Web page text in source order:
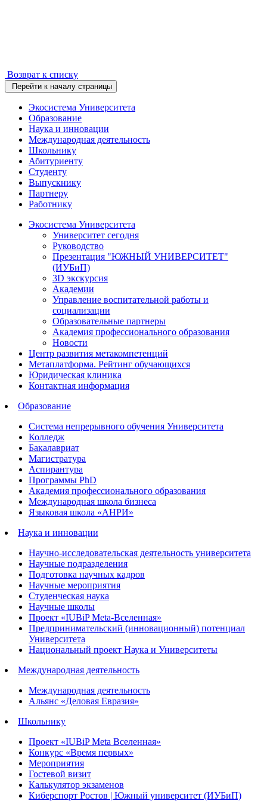
Возврат к списку
Перейти к началу страницы
Экосистема Университета
Образование
Наука и инновации
Международная деятельность
Школьнику
Абитуриенту
Студенту
Выпускнику
Партнеру
Работнику
Экосистема Университета
Университет сегодня
Руководство
Презентация "ЮЖНЫЙ УНИВЕРСИТЕТ"
(ИУБиП)
3D экскурсия
Академии
Управление воспитательной работы и
социализации
Образовательные партнеры
Академия профессионального образования
Новости
Центр развития метакомпетенций
Метаплатформа. Рейтинг обучающихся
Юридическая клиника
Контактная информация
Образование
Система непрерывного обучения Университета
Колледж
Бакалавриат
Магистратура
Аспирантура
Программы PhD
Академия профессионального образования
Международная школа бизнеса
Языковая школа «АНРИ»
Наука и инновации
Научно-исследовательская деятельность университета
Научные подразделения
Подготовка научных кадров
Научные мероприятия
Студенческая наука
Научные школы
Проект «IUBiP Meta-Вселенная»
Предпринимательский (инновационный) потенциал
Университета
Национальный проект Наука и Университеты
Международная деятельность
Международная деятельность
Альянс «Деловая Евразия»
Школьнику
Проект «IUBiP Meta Вселенная»
Конкурс «Время первых»
Мероприятия
Гостевой визит
Калькулятор экзаменов
Киберспорт Ростов | Южный университет (ИУБиП)